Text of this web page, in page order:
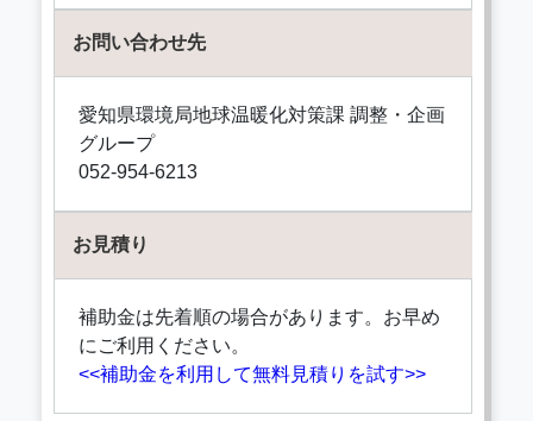
お問い合わせ先
愛知県環境局地球温暖化対策課 調整・企画
グループ
052-954-6213
お見積り
補助金は先着順の場合があります。お早め
にご利用ください。
<<補助金を利用して無料見積りを試す>>